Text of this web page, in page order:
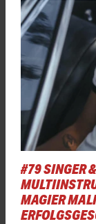
#79 SINGER
MAGIER